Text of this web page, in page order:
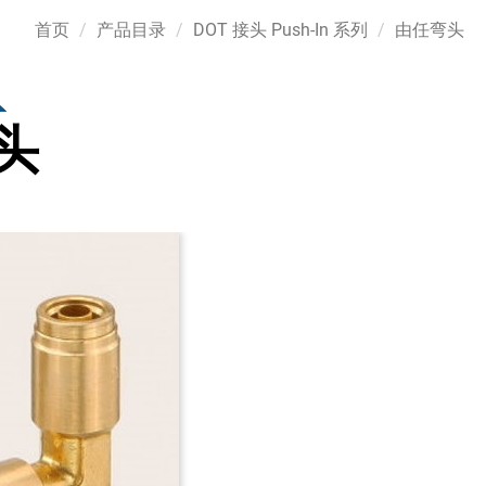
首页 产品目录 DOT 接头 Push-In 系列 由任弯头